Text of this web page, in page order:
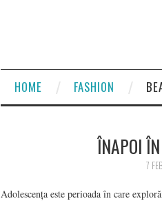
HOME FASHION
ÎNAPOI
7
Adolescența este perioada în care